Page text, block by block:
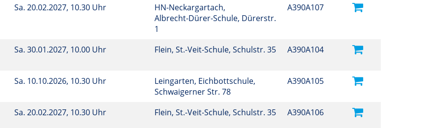
Sa. 20.02.2027, 10.30 Uhr
HN-Neckargartach,
Albrecht-Dürer-Schule, Dürerstr.
1
A390A107
Sa. 30.01.2027, 10.00 Uhr Flein, St.-Veit-Schule, Schulstr. 35 A390A104
Sa. 10.10.2026, 10.30 Uhr
Leingarten, Eichbottschule,
Schwaigerner Str. 78
A390A105
Sa. 20.02.2027, 10.30 Uhr Flein, St.-Veit-Schule, Schulstr. 35 A390A106